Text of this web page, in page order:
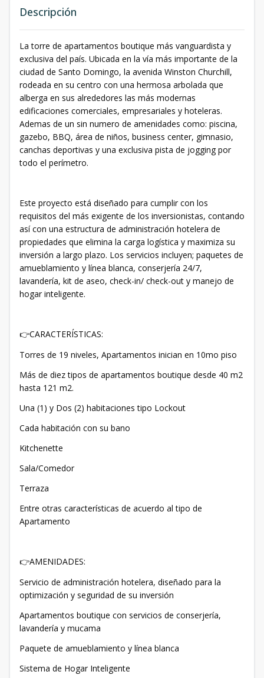
Descripción
La torre de apartamentos boutique más vanguardista y
exclusiva del país. Ubicada en la vía más importante de la
ciudad de Santo Domingo, la avenida Winston Churchill,
rodeada en su centro con una hermosa arbolada que
alberga en sus alrededores las más modernas
edificaciones comerciales, empresariales y hoteleras.
Ademas de un sin numero de amenidades como: piscina,
gazebo, BBQ, área de niños, business center, gimnasio,
canchas deportivas y una exclusiva pista de jogging por
todo el perímetro.
Este proyecto está diseñado para cumplir con los
requisitos del más exigente de los inversionistas, contando
así con una estructura de administración hotelera de
propiedades que elimina la carga logística y maximiza su
inversión a largo plazo. Los servicios incluyen; paquetes de
amueblamiento y línea blanca, conserjería 24/7,
lavandería, kit de aseo, check-in/ check-out y manejo de
hogar inteligente.
👉CARACTERÍSTICAS:
Torres de 19 niveles, Apartamentos inician en 10mo piso
Más de diez tipos de apartamentos boutique desde 40 m2
hasta 121 m2.
Una (1) y Dos (2) habitaciones tipo Lockout
Cada habitación con su bano
Kitchenette
Sala/Comedor
Terraza
Entre otras características de acuerdo al tipo de
Apartamento
👉AMENIDADES:
Servicio de administración hotelera, diseñado para la
optimización y seguridad de su inversión
Apartamentos boutique con servicios de conserjería,
lavandería y mucama
Paquete de amueblamiento y línea blanca
Sistema de Hogar Inteligente